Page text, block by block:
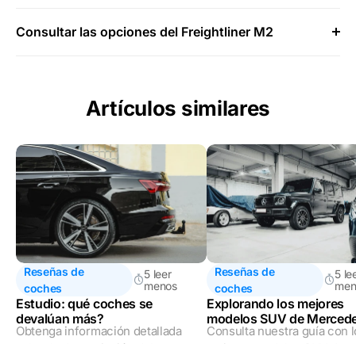
Consultar las opciones del Freightliner M2
Artículos similares
Reseñas de
coches
5 leer
menos
Estudio: qué coches se
devalúan más?
Obtenga información detallada
Reseñas de
coches
5
Explorando los mejores
modelos SUV de
Elección del experto
Consulta nuestra guía con